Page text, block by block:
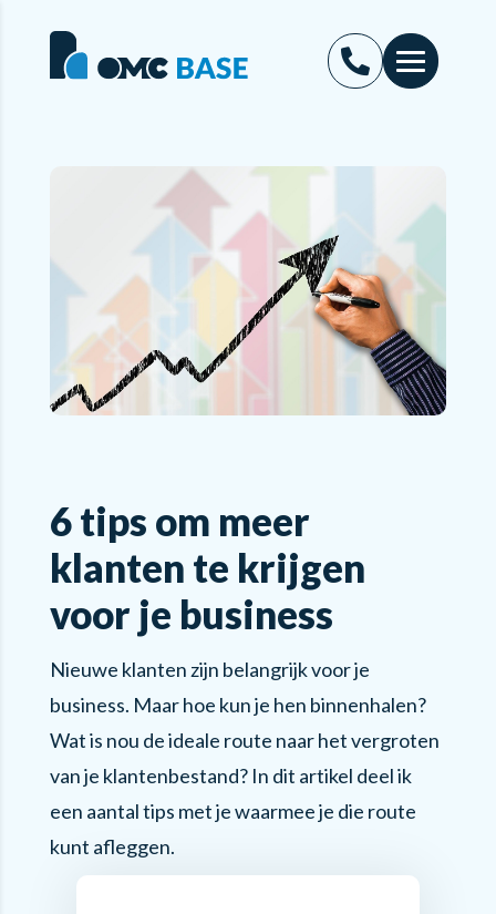
6 tips om meer
klanten te krijgen
voor je business
Nieuwe klanten zijn belangrijk voor je
business. Maar hoe kun je hen binnenhalen?
Wat is nou de ideale route naar het vergroten
van je klantenbestand? In dit artikel deel ik
een aantal tips met je waarmee je die route
kunt afleggen.